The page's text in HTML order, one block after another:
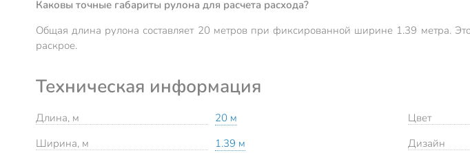
Каковы точные габариты рулона для расчета расхода?
Общая длина рулона составляет 20 метров при фиксированной ширине 1.39 метра.
раскрое.
Техническая информация
Длина, м
20 м
Ширина, м
1.39 м
Цвет
Дизайн